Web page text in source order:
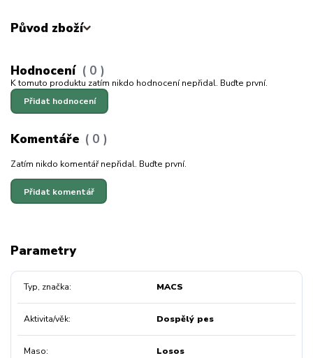
Původ zboží
Hodnocení 0
K tomuto produktu zatím nikdo hodnocení nepřidal. Buďte první.
Přidat hodnocení
Komentáře 0
Zatím nikdo komentář nepřidal. Buďte první.
Přidat komentář
Parametry
Typ, značka MACS
Aktivita/věk Dospělý pes
Maso Losos